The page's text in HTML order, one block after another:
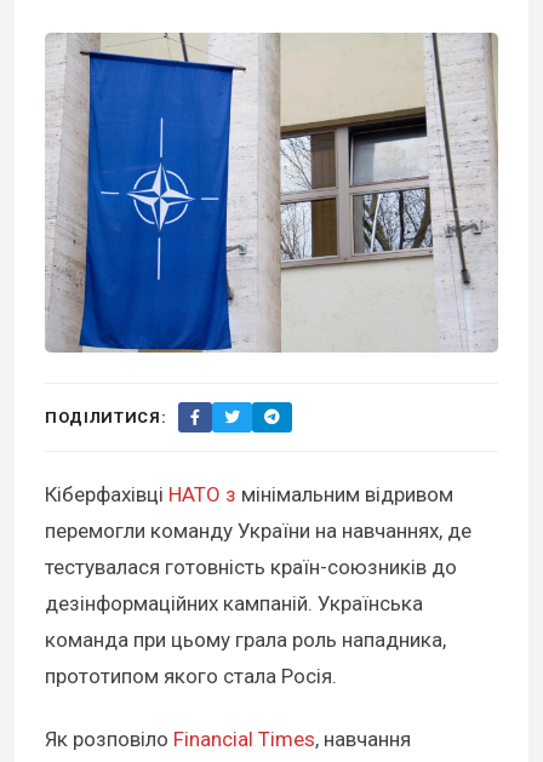
ПОДІЛИТИСЯ:
Кіберфахівці НАТО з мінімальним відривом
перемогли команду України на навчаннях, де
тестувалася готовність країн-союзників до
дезінформаційних кампаній. Українська
команда при цьому грала роль нападника,
прототипом якого стала Росія.
Як розповіло Financial Times, навчання